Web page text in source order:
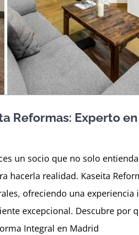
Reformas: Experto
un socio que no solo
hacerla realidad. Kaseita
ofreciendo una experiencia
excepcional. Descubre por
Integral en Madrid